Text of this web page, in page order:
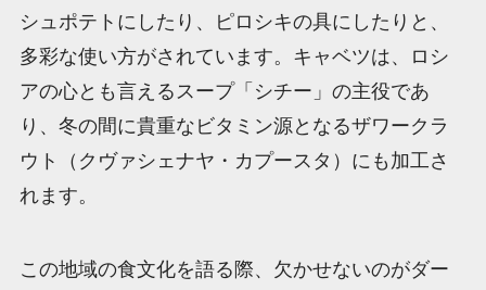
シュポテトにしたり、ピロシキの具にしたりと、
多彩な使い方がされています。キャベツは、ロシ
アの心とも言えるスープ「シチー」の主役であ
り、冬の間に貴重なビタミン源となるザワークラ
ウト（クヴァシェナヤ・カプースタ）にも加工さ
れます。
この地域の食文化を語る際、欠かせないのがダー